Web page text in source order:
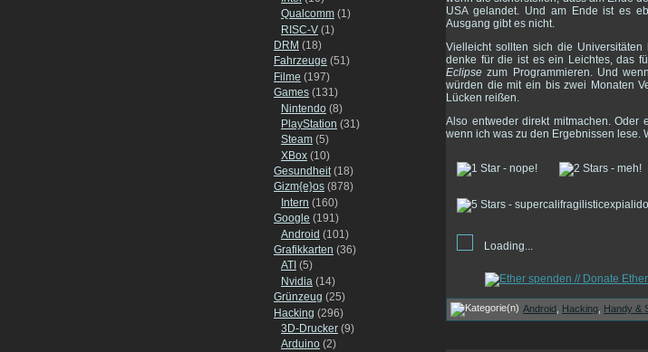
Qualcomm (1)
RISC-V (1)
DRM (18)
Fahrzeuge (51)
Filme (197)
Games (131)
Nintendo (8)
PlayStation (31)
Steam (5)
XBox (10)
Gesundheit(18)
Gizm{e}os (878)
Intern (160)
Google (191)
Android (101)
Grafikkarten (36)
ATI (5)
Nvidia (14)
Grünzeug (25)
Hacking (296)
3D-Drucker (9)
Arduino (2)
USA gelandet. Und am Ende ist es
Ausgang gibt es nicht.
Vielleicht sollten sich die
denke für die ist es ein Leichtes, das
Eclipse zum Programmieren. Und
würden die mit ein bis zwei Monaten
Lücken reißen.
Also entweder direkt mitmachen.
wenn ich was zu den Ergebnissen lese.
Loading...
Android Hacking Handy &